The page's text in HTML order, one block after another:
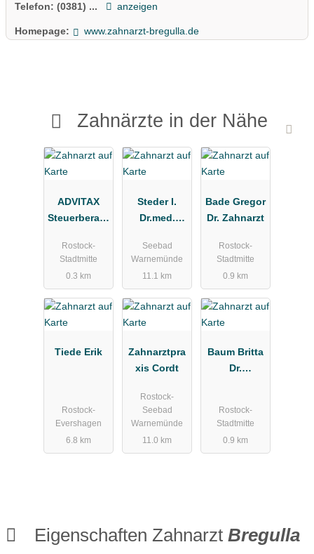
Telefon: (0381) ... anzeigen
Homepage: www.zahnarzt-bregulla.de
Zahnärzte in der Nähe
ADVITAX
Steuerberatu
haft mbH
Rostock-
Stadtmitte
0.3 km
Steder I.
Dr.med.
Seebad
Warnemünde
11.1 km
Bade Gregor
Dr. Zahnarzt
Rostock-
Stadtmitte
0.9 km
Tiede Erik
Rostock-
Evershagen
6.8 km
Zahnarztpra
xis Cordt
Rostock-
Seebad
Warnemünde
11.0 km
Baum Britta
Dr.
Rostock-
Stadtmitte
0.9 km
Eigenschaften Zahnarzt Bregulla